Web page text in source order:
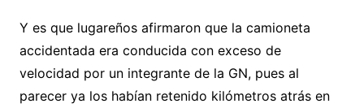
Y es que lugareños afirmaron que la camioneta
accidentada era conducida con exceso de
velocidad por un integrante de la GN, pues al
parecer ya los habían retenido kilómetros atrás en